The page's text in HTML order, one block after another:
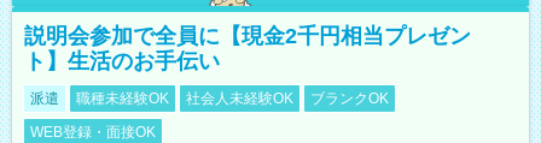
説明会参加で全員に【現金2千円相当プレゼン
ト】生活のお手伝い
派遣 職種未経験OK 社会人未経験OK
ブランクOK
WEB登録・面接OK